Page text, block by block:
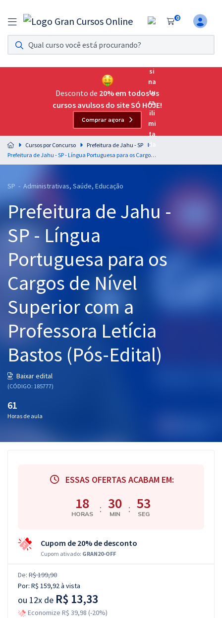
0
Assinatura Ilimitada 11
Acesso a todos os cursos. Teste grátis por 7 dias!
Assinatura OAB Até Passar
Acesso ilimitado a toda preparação para o Exame da
Residências Multiprofissionais
Preparação completa e intensiva para as principais
residências em saúde do Brasil
Cursos 20% OFF
Pós
Graduação
OAB
Questões grátis
Conteúdo gratuito
Aprovados
Desconto de 20% em todos os
cursos avulsos do site SÓ HOJE!
Comprar agora
Cursos por Concurso
Prefeitura de Jahu - SP
Prefeitura de Jahu - SP - Língua Portuguesa para os Cargos de Nível Superior com a Professora Letícia Bastos (Pós-Edital)
SP - Administrativas, Saúde, Educação
Prefeitura de Jahu -
SP - Língua
Portuguesa para os
Cargos de Nível
Superior com a
Professora Letícia
Bastos (Pós-Edital)
Baixar edital
(CÓDIGO: 185777)
61
Horas de aula
ESSAS OFERTAS ACABAM EM:
18
HORAS : 30
MIN : 52
SEG
Cupom de 20% de desconto
Cupom ativado: GRAN20-OFF
De: R$ 199,90
Por: R$ 159,92à vista
ou 12x de R$ 13,33
Economize R$ 39,98 (-20%)